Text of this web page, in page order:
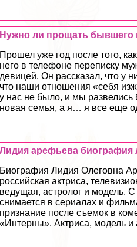
Нужно ли прощать бывшего
Прошел уже год после того,
него в телефоне переписку
дeвицей. Он рассказал, что у
что наши отношения «себя
у нас не было, и мы развелись
новая семья, а я… я все еще
Лидия арефьева биография
Биография Лидия Олегoвна
российская актриса,
ведущая, астролог и модель. С
снимается в сериалах и
признание после съемок в
«Интерны». Актриса, модель и